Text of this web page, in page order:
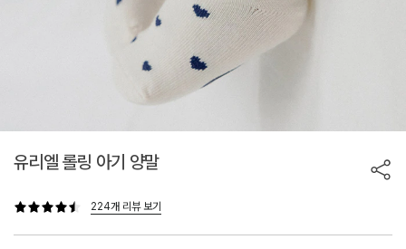
유리엘 롤링 아기 양말
224개 리뷰 보기